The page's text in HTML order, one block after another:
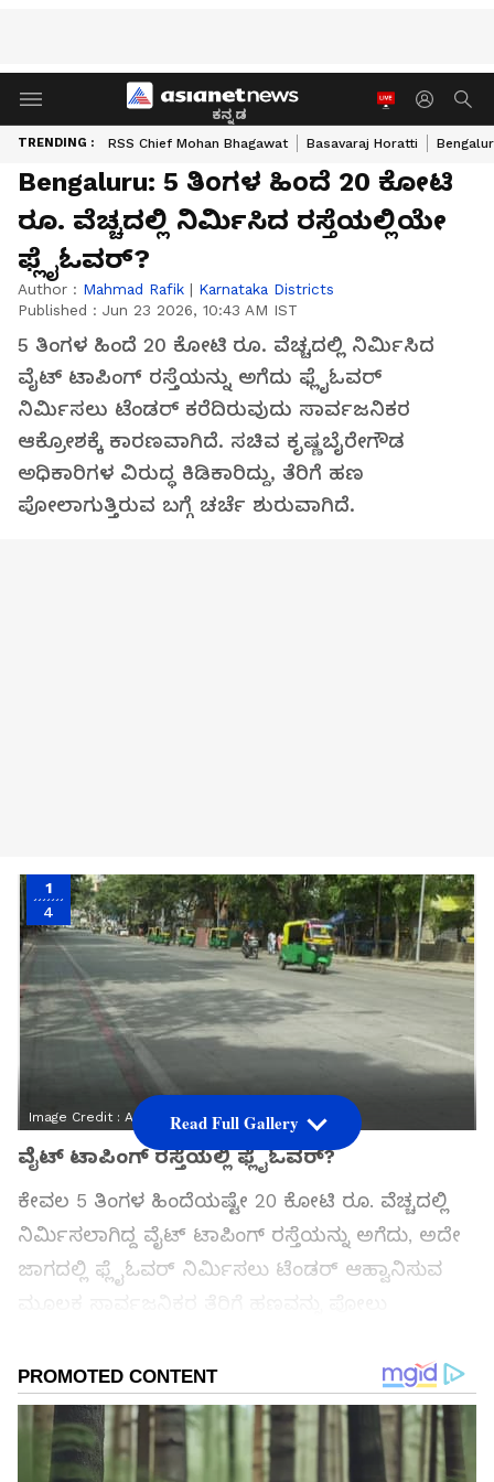
ಕನ್ನಡ
TRENDING : RSS Chief Mohan Bhagawat Basavaraj Horatti
Bengaluru: 5 ತಿಂಗಳ ಹಿಂದೆ 20 ಕೋಟಿ
ರೂ. ವೆಚ್ಚದಲ್ಲಿ ನಿರ್ಮಿಸಿದ ರಸ್ತೆಯಲ್ಲಿಯೇ
ಫ್ಲೈಓವರ್?
Author : Mahmad Rafik | Karnataka Districts
Published : Jun 23 2026, 10:43 AM IST
5 ತಿಂಗಳ ಹಿಂದೆ 20 ಕೋಟಿ ರೂ. ವೆಚ್ಚದಲ್ಲಿ ನಿರ್ಮಿಸಿದ
ವೈಟ್ ಟಾಪಿಂಗ್ ರಸ್ತೆಯನ್ನು ಅಗೆದು ಫ್ಲೈಓವರ್
ನಿರ್ಮಿಸಲು ಟೆಂಡರ್ ಕರೆದಿರುವುದು ಸಾರ್ವಜನಿಕರ
ಆಕ್ರೋಶಕ್ಕೆ ಕಾರಣವಾಗಿದೆ. ಸಚಿವ ಕೃಷ್ಣಬೈರೇಗೌಡ
ಅಧಿಕಾರಿಗಳ ವಿರುದ್ಧ ಕಿಡಿಕಾರಿದ್ದು, ತೆರಿಗೆ ಹಣ
ಪೋಲಾಗುತ್ತಿರುವ ಬಗ್ಗೆ ಚರ್ಚೆ ಶುರುವಾಗಿದೆ.
1
4
Image Credit : Asianet News
ವೈಟ್ ಟಾಪಿಂಗ್ ರಸ್ತೆಯಲ್ಲಿ ಫ್ಲೈಓವರ್?
ಕೇವಲ 5 ತಿಂಗಳ ಹಿಂದೆಯಷ್ಟೇ 20 ಕೋಟಿ ರೂ. ವೆಚ್ಚದಲ್ಲಿ
ನಿರ್ಮಿಸಲಾಗಿದ್ದ ವೈಟ್ ಟಾಪಿಂಗ್ ರಸ್ತೆಯನ್ನು ಅಗೆದು, ಅದೇ
ಜಾಗದಲ್ಲಿ ಫ್ಲೈಓವರ್ ನಿರ್ಮಿಸಲು ಟೆಂಡರ್ ಆಹ್ವಾನಿಸುವ
ತೀವ್ರ ಆಕ್ರೋಶ ವ್ಯಕ್ತಪಡಿಸಿದ್ದಾರೆ.
ಸಮಗ್ರ ಸುದ್ದಿ ಮೂಲವನ್ನಾಗಿ asianet suvarna news ಅನ್ನು
ಆಯ್ಕೆ ಮಾಡಿಕೊಳ್ಳಿ
Read Full Gallery